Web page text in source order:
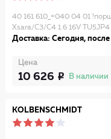
40 161 610_=040 04 01
Xsara/C3/C4 1.6 16V
Доставка: Сегодня, после
Цена
10 626 В наличии
KOLBENSCHMIDT